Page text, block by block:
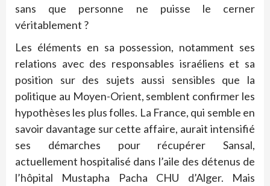
sans que personne ne puisse le cerner
véritablement ?
Les éléments en sa possession, notamment ses
relations avec des responsables israéliens et sa
position sur des sujets aussi sensibles que la
politique au Moyen-Orient, semblent confirmer les
hypothèses les plus folles. La France, qui semble en
savoir davantage sur cette affaire, aurait intensifié
ses démarches pour récupérer Sansal,
actuellement hospitalisé dans l’aile des détenus de
l’hôpital Mustapha Pacha CHU d’Alger. Mais